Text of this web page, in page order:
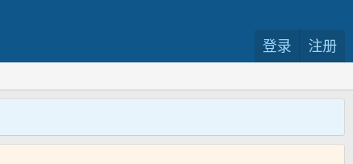
登录 注册